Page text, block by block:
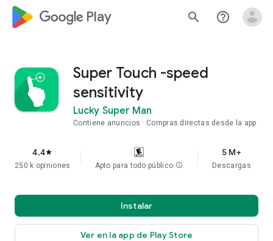
google_logo Play search help_outline
Super Touch -speed
sensitivity
Lucky Super Man
Contiene anuncios Compras directas desde la app
4.4star
250 k opiniones Apto para todo público info
5 M+
Descargas
Instalar
Ver en la app de Play Store